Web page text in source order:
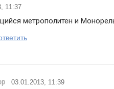
11:37
метрополитен и
03.01.2013, 11:39